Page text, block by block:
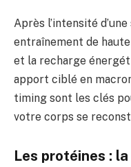
Après l’intensité
entraînement de
et la recharge
apport ciblé en
timing sont les clés
votre corps se
Les protéines :